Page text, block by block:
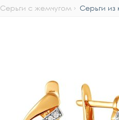
Серьги с жемчугом Серьги из